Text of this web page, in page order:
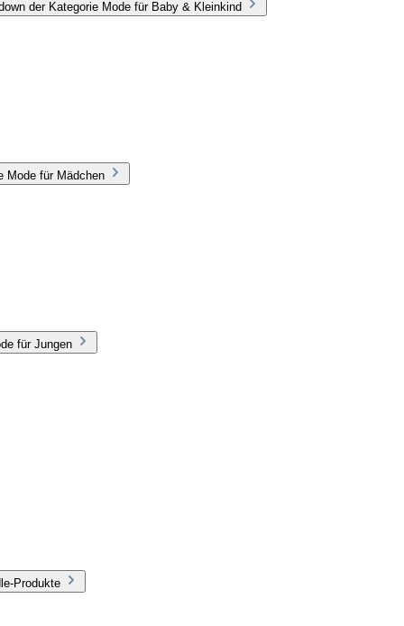
der Kategorie Mode für Baby & Kleinkind
Mode für Mädchen
für Jungen
Produkte